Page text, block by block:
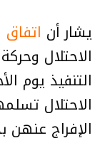
يشار أن
الاحتلال
الاحتلال
الإفراج عنهن